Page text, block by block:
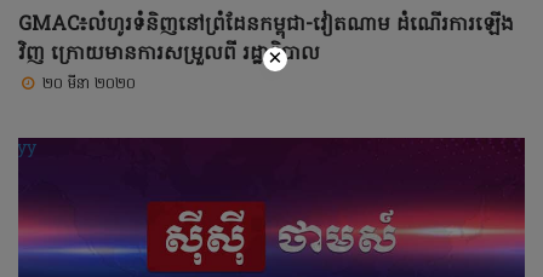
GMAC៖លំហូរទំនិញនៅព្រំដែនកម្ពុជា-វៀតណាម ដំណើរការឡើង
វិញ ក្រោយមានការសម្រួលពី រដ្ឋាភិបាល
២០ មីនា ២០២០
×